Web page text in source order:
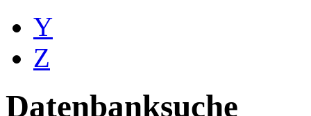
Y
Z
Datenbanksuche